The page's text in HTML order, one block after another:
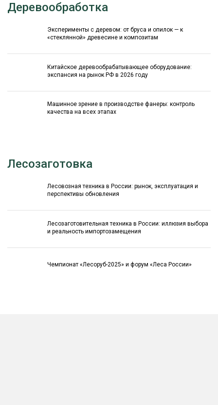
Деревообработка
Эксперименты с деревом: от бруса и опилок — к
«стеклянной» древесине и композитам
Китайское деревообрабатывающее оборудование:
экспансия на рынок РФ в 2026 году
Машинное зрение в производстве фанеры: контроль
качества на всех этапах
Лесозаготовка
Лесовозная техника в России: рынок, эксплуатация и
перспективы обновления
Лесозаготовительная техника в России: иллюзия выбора
и реальность импортозамещения
Чемпионат «Лесоруб-2025» и форум «Леса России»